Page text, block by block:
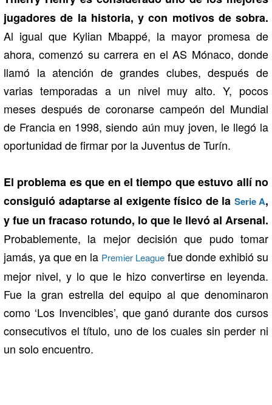
jugadores de la historia, y con motivos de sobra.
Al igual que Kylian Mbappé, la mayor promesa de
ahora, comenzó su carrera en el AS Mónaco, donde
llamó la atención de grandes clubes, después de
varias temporadas a un nivel muy alto. Y, pocos
meses después de coronarse campeón del Mundial
de Francia en 1998, siendo aún muy joven, le llegó la
oportunidad de firmar por la Juventus de Turín.
El problema es que en el tiempo que estuvo allí no
consiguió adaptarse al exigente físico de la Serie A,
y fue un fracaso rotundo, lo que le llevó al Arsenal.
Probablemente, la mejor decisión que pudo tomar
jamás, ya que en la Premier League fue donde exhibió su
mejor nivel, y lo que le hizo convertirse en leyenda.
Fue la gran estrella del equipo al que denominaron
como ‘Los Invencibles’, que ganó durante dos cursos
consecutivos el título, uno de los cuales sin perder ni
un solo encuentro.